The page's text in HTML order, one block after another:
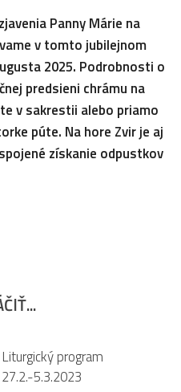
Panny Márie na
v tomto jubilejnom
2025. Podrobnosti o
predsieni chrámu na
v sakrestii alebo priamo
púte. Na hore Zvir je aj
získanie odpustkov
Liturgický program
27.2.-5.3.2023